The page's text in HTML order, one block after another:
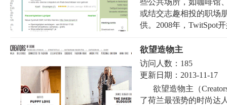
些公共场所，如咖啡馆
或结交志趣相投的职场
供。2008年，TwitSpot
欲望造物主
访问人数： 185
更新日期： 2013-11-17
欲望造物主（
了荷兰最强势的时尚达